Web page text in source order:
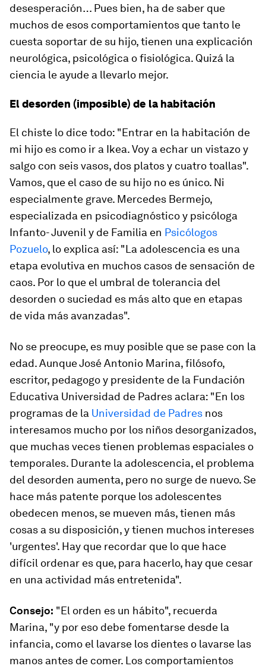
desesperación… Pues bien, ha de saber que
muchos de esos comportamientos que tanto le
cuesta soportar de su hijo, tienen una explicación
neurológica, psicológica o fisiológica. Quizá la
ciencia le ayude a llevarlo mejor.
El desorden (imposible) de la habitación
El chiste lo dice todo: "Entrar en la habitación de
mi hijo es como ir a Ikea. Voy a echar un vistazo y
salgo con seis vasos, dos platos y cuatro toallas".
Vamos, que el caso de su hijo no es único. Ni
especialmente grave. Mercedes Bermejo,
especializada en psicodiagnóstico y psicóloga
Infanto- Juvenil y de Familia en Psicólogos
Pozuelo, lo explica así: "La adolescencia es una
etapa evolutiva en muchos casos de sensación de
caos. Por lo que el umbral de tolerancia del
desorden o suciedad es más alto que en etapas
de vida más avanzadas".
No se preocupe, es muy posible que se pase con la
edad. Aunque José Antonio Marina, filósofo,
escritor, pedagogo y presidente de la Fundación
Educativa Universidad de Padres aclara: "En los
programas de la Universidad de Padres nos
interesamos mucho por los niños desorganizados,
que muchas veces tienen problemas espaciales o
temporales. Durante la adolescencia, el problema
del desorden aumenta, pero no surge de nuevo. Se
hace más patente porque los adolescentes
obedecen menos, se mueven más, tienen más
cosas a su disposición, y tienen muchos intereses
'urgentes'. Hay que recordar que lo que hace
difícil ordenar es que, para hacerlo, hay que cesar
en una actividad más entretenida".
Consejo: "El orden es un hábito", recuerda
Marina, "y por eso debe fomentarse desde la
infancia, como el lavarse los dientes o lavarse las
manos antes de comer. Los comportamientos